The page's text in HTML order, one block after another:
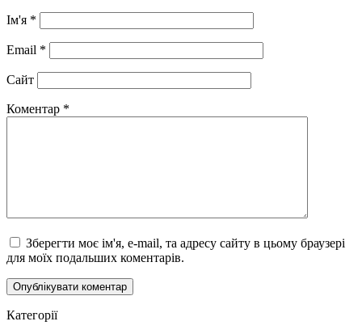
Ім'я *
Email *
Сайт
Коментар *
Зберегти моє ім'я, e-mail, та адресу сайту в цьому браузері
для моїх подальших коментарів.
Категорії